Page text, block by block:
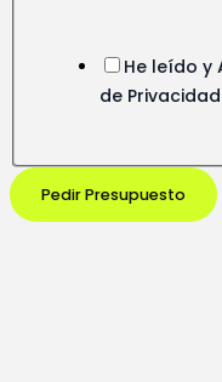
He leído y
de Privacidad
Pedir Presupuesto